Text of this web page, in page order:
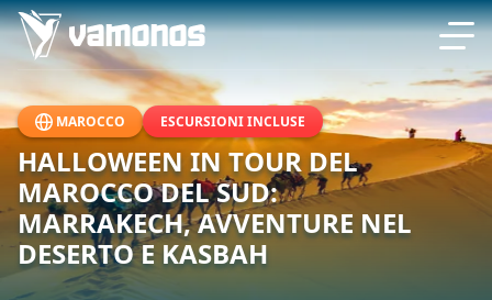
MAROCCO ESCURSIONI INCLUSE
HALLOWEEN IN TOUR DEL
MAROCCO DEL SUD:
MARRAKECH, AVVENTURE NEL
DESERTO E KASBAH